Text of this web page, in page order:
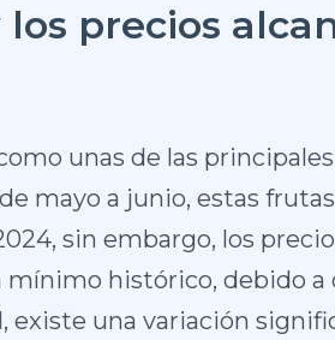
los precios
unas de las
mayo a junio, estas
sin embargo, los
histórico, debido a
existe una variación